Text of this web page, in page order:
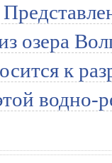
озера
к
водно-